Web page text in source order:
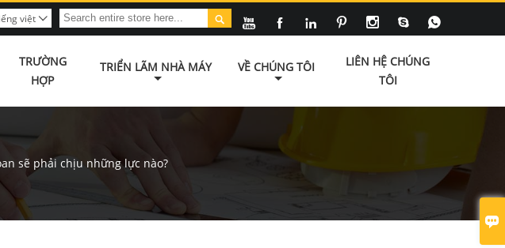

      

việt 
TRƯỜNG
HỢP
TRIỂN LÃM NHÀ MÁY VỀ CHÚNG TÔI
LIÊN HỆ CHÚNG
TÔI
sẽ phải chịu những lực nào?